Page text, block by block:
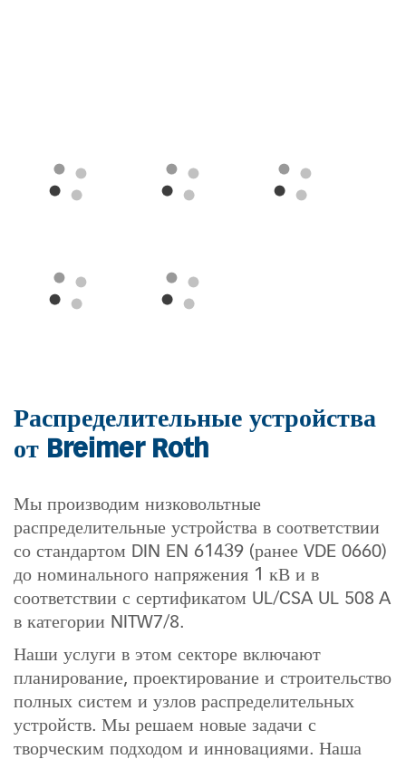
Распределительные устройства
от Breimer Roth
Мы производим низковольтные
распределительные устройства в соответствии
со стандартом DIN EN 61439 (ранее VDE 0660)
до номинального напряжения 1 кВ и в
соответствии с сертификатом UL/CSA UL 508 A
в категории NITW7/8.
Наши услуги в этом секторе включают
планирование, проектирование и строительство
полных систем и узлов распределительных
устройств. Мы решаем новые задачи с
творческим подходом и инновациями. Наша